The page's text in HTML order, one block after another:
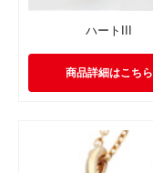
ハートIII
商品詳細はこちら